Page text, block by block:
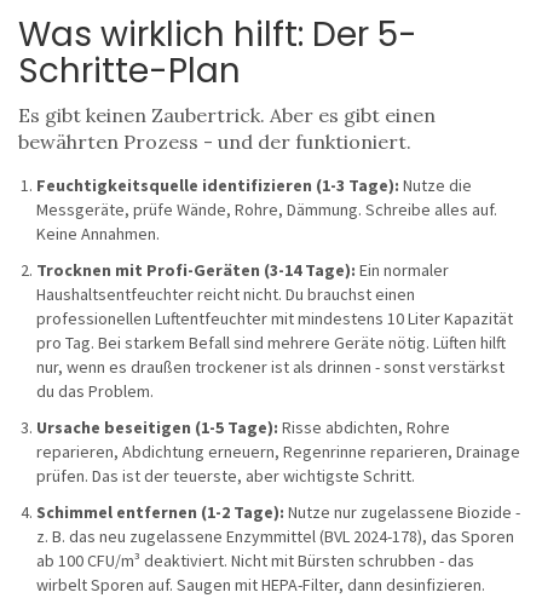
Was wirklich hilft: Der 5-
Schritte-Plan
Es gibt keinen Zaubertrick. Aber es gibt einen
bewährten Prozess - und der funktioniert.
Feuchtigkeitsquelle identifizieren (1-3 Tage): Nutze die
Messgeräte, prüfe Wände, Rohre, Dämmung. Schreibe alles auf.
Keine Annahmen.
Trocknen mit Profi-Geräten (3-14 Tage): Ein normaler
Haushaltsentfeuchter reicht nicht. Du brauchst einen
professionellen Luftentfeuchter mit mindestens 10 Liter Kapazität
pro Tag. Bei starkem Befall sind mehrere Geräte nötig. Lüften hilft
nur, wenn es draußen trockener ist als drinnen - sonst verstärkst
du das Problem.
Ursache beseitigen (1-5 Tage): Risse abdichten, Rohre
reparieren, Abdichtung erneuern, Regenrinne reparieren, Drainage
prüfen. Das ist der teuerste, aber wichtigste Schritt.
Schimmel entfernen (1-2 Tage): Nutze nur zugelassene Biozide -
z. B. das neu zugelassene Enzymmittel (BVL 2024-178), das Sporen
ab 100 CFU/m³ deaktiviert. Nicht mit Bürsten schrubben - das
wirbelt Sporen auf. Saugen mit HEPA-Filter, dann desinfizieren.